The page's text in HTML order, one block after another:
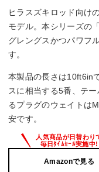
ヒラスズキロッド向け
モデル。本シリーズの
グレングスかつパワフ
す。
本製品の長さは10ft6in
スに相当する5番、テ
るプラグのウェイトは
安です。
Amazonで見る